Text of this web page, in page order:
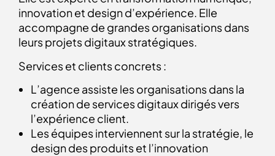
innovation et design d’expérience. Elle
accompagne de grandes organisations dans
leurs projets digitaux stratégiques.
Services et clients concrets :
L’agence assiste les organisations dans la
création de services digitaux dirigés vers
l’expérience client.
Les équipes interviennent sur la stratégie, le
design des produits et l’innovation